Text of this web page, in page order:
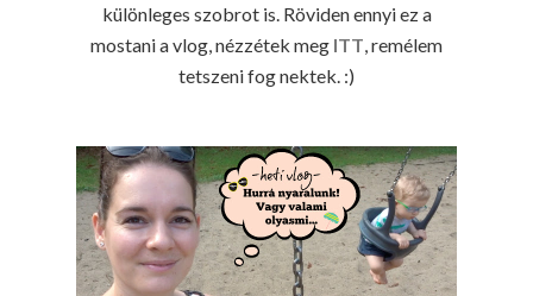
különleges szobrot is. Röviden ennyi ez a
mostani a vlog, nézzétek meg ITT, remélem
tetszeni fog nektek. :)